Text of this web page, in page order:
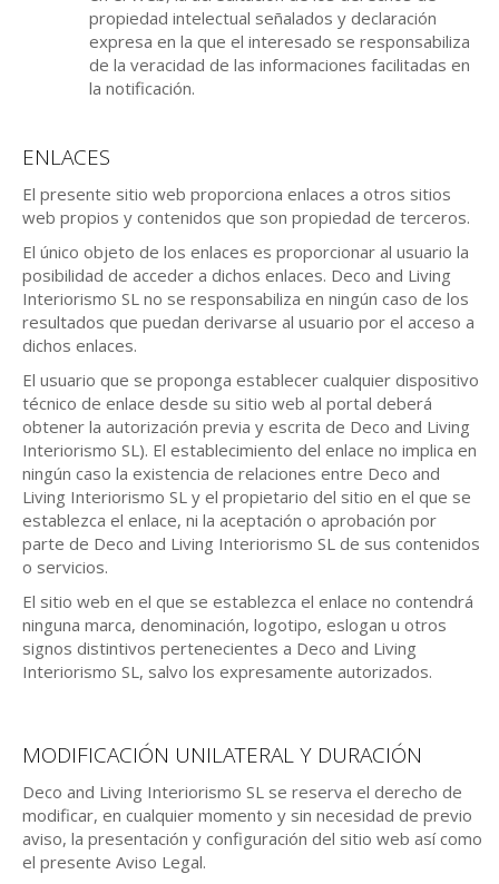
propiedad intelectual señalados y declaración
expresa en la que el interesado se responsabiliza
de la veracidad de las informaciones facilitadas en
la notificación.
ENLACES
El presente sitio web proporciona enlaces a otros sitios
web propios y contenidos que son propiedad de terceros.
El único objeto de los enlaces es proporcionar al usuario la
posibilidad de acceder a dichos enlaces. Deco and Living
Interiorismo SL no se responsabiliza en ningún caso de los
resultados que puedan derivarse al usuario por el acceso a
dichos enlaces.
El usuario que se proponga establecer cualquier dispositivo
técnico de enlace desde su sitio web al portal deberá
obtener la autorización previa y escrita de Deco and Living
Interiorismo SL). El establecimiento del enlace no implica en
ningún caso la existencia de relaciones entre Deco and
Living Interiorismo SL y el propietario del sitio en el que se
establezca el enlace, ni la aceptación o aprobación por
parte de Deco and Living Interiorismo SL de sus contenidos
o servicios.
El sitio web en el que se establezca el enlace no contendrá
ninguna marca, denominación, logotipo, eslogan u otros
signos distintivos pertenecientes a Deco and Living
Interiorismo SL, salvo los expresamente autorizados.
MODIFICACIÓN UNILATERAL Y DURACIÓN
Deco and Living Interiorismo SL se reserva el derecho de
modificar, en cualquier momento y sin necesidad de previo
aviso, la presentación y configuración del sitio web así como
el presente Aviso Legal.